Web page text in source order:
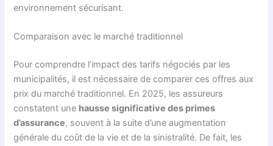
environnement sécurisant.
Comparaison avec le marché traditionnel
Pour comprendre l’impact des tarifs négociés par les
municipalités, il est nécessaire de comparer ces offres aux
prix du marché traditionnel. En 2025, les assureurs
constatent une hausse significative des primes
d’assurance, souvent à la suite d’une augmentation
générale du coût de la vie et de la sinistralité. De fait, les